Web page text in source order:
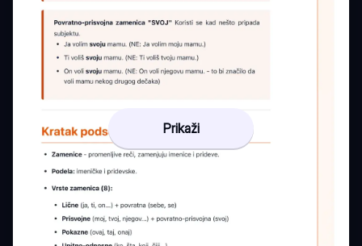
Prikaži